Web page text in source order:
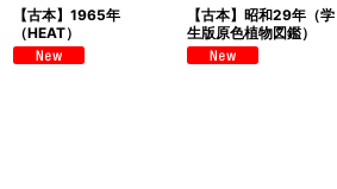
【古本】1965年
（HEAT）
【古本】昭和29年（学
生版原色植物図鑑）